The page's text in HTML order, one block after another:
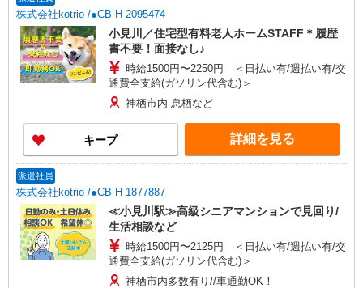
株式会社kotrio /●CB-H-2095474
小見川／住宅型有料老人ホームSTAFF＊履歴
書不要！面接なし♪
時給1500円〜2250円 ＜日払い有/週払い有/交
通費全支給(ガソリン代含む)＞
神栖市内 息栖など
キープ 詳細を見る
派遣社員
株式会社kotrio /●CB-H-1877887
≪小見川駅≫高級シニアマンションで見回り/
生活相談など
時給1500円〜2125円 ＜日払い有/週払い有/交
通費全支給(ガソリン代含む)＞
神栖市内多数有り//車通勤OK！